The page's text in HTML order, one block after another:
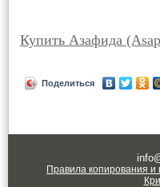
Купить Азафида
Поделиться
Правила копирования и